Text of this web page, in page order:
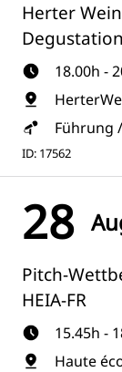
Herter
Degustation
18.00h -
Führung
ID: 17562
28
Pitch-
HEIA-FR
15.45h -
Haute